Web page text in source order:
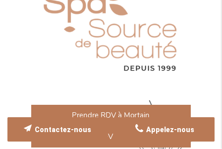
Prendre RDV à Mortain
Prendre RDV à Le Teilleul
Appelez-nous
Contactez-nous